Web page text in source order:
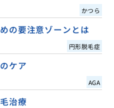
かつら
の要注意ゾーンとは
円形脱毛症
ケア
AGA
治療